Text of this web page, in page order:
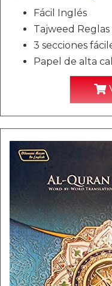
Fácil Inglés
Tajweed
3 secciones
Papel de alta